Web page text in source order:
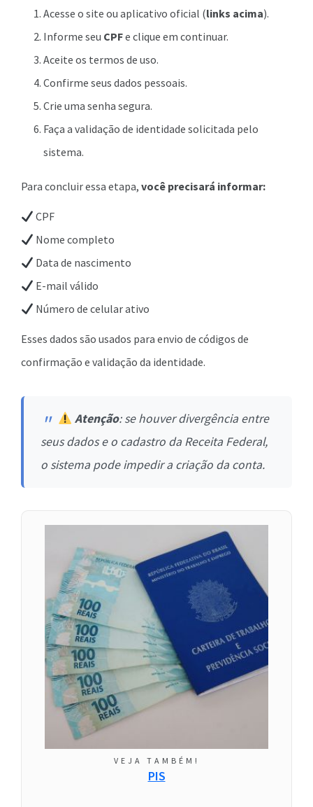
Acesse o site ou aplicativo oficial (links acima).
Informe seu CPFe clique em continuar.
Aceite os termos de uso.
Confirme seus dados pessoais.
Crie uma senha segura.
Faça a validação de identidade solicitada pelo
sistema.
Para concluir essa etapa, você precisará informar:
CPF
Nome completo
Data de nascimento
E-mail válido
Número de celular ativo
Esses dados são usados para envio de códigos de
confirmação e validação da identidade.
Atenção: se houver divergência entre
seus dados e o cadastro da Receita Federal,
o sistema pode impedir a criação da conta.
VEJA TAMBÉM!
PIS